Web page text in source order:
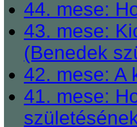
44. mese:
43. mese:
(Benedek
42. mese: A
41. mese: